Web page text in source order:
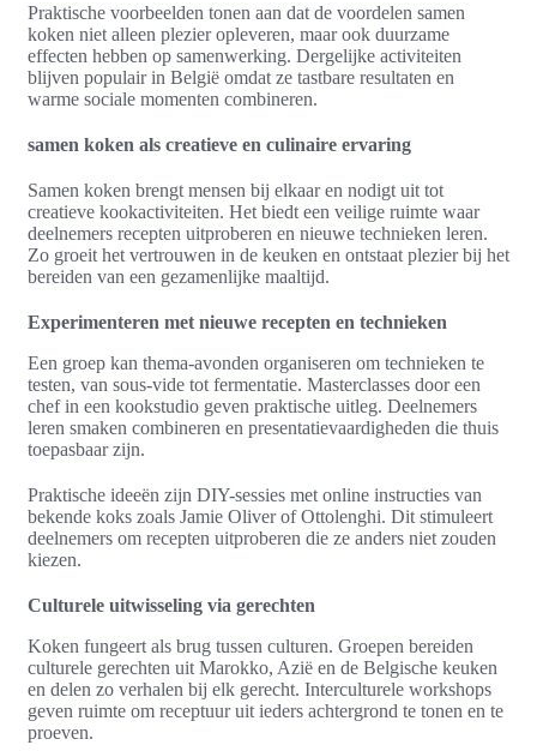
Praktische voorbeelden tonen aan dat de voordelen samen
koken niet alleen plezier opleveren, maar ook duurzame
effecten hebben op samenwerking. Dergelijke activiteiten
blijven populair in België omdat ze tastbare resultaten en
warme sociale momenten combineren.
samen koken als creatieve en culinaire ervaring
Samen koken brengt mensen bij elkaar en nodigt uit tot
creatieve kookactiviteiten. Het biedt een veilige ruimte waar
deelnemers recepten uitproberen en nieuwe technieken leren.
Zo groeit het vertrouwen in de keuken en ontstaat plezier bij het
bereiden van een gezamenlijke maaltijd.
Experimenteren met nieuwe recepten en technieken
Een groep kan thema-avonden organiseren om technieken te
testen, van sous-vide tot fermentatie. Masterclasses door een
chef in een kookstudio geven praktische uitleg. Deelnemers
leren smaken combineren en presentatievaardigheden die thuis
toepasbaar zijn.
Praktische ideeën zijn DIY-sessies met online instructies van
bekende koks zoals Jamie Oliver of Ottolenghi. Dit stimuleert
deelnemers om recepten uitproberen die ze anders niet zouden
kiezen.
Culturele uitwisseling via gerechten
Koken fungeert als brug tussen culturen. Groepen bereiden
culturele gerechten uit Marokko, Azië en de Belgische keuken
en delen zo verhalen bij elk gerecht. Interculturele workshops
geven ruimte om receptuur uit ieders achtergrond te tonen en te
proeven.